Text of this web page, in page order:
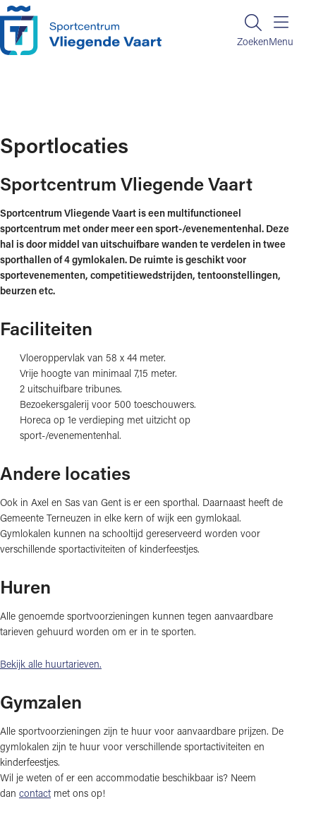
Ga naar de inhoud
ZoekenZoeken
Menu
Sportlocaties
Sportcentrum Vliegende Vaart
Sportcentrum Vliegende Vaart is een multifunctioneel
sportcentrum met onder meer een sport-/evenementenhal. Deze
hal is door middel van uitschuifbare wanden te verdelen in twee
sporthallen of 4 gymlokalen. De ruimte is geschikt voor
sportevenementen, competitiewedstrijden, tentoonstellingen,
beurzen etc.
Faciliteiten
Vloeroppervlak van 58 x 44 meter.
Vrije hoogte van minimaal 7,15 meter.
2 uitschuifbare tribunes.
Bezoekersgalerij voor 500 toeschouwers.
Horeca op 1e verdieping met uitzicht op
sport-/evenementenhal.
Andere locaties
Ook in Axel en Sas van Gent is er een sporthal. Daarnaast heeft de
Gemeente Terneuzen in elke kern of wijk een gymlokaal.
Gymlokalen kunnen na schooltijd gereserveerd worden voor
verschillende sportactiviteiten of kinderfeestjes.
Huren
Alle genoemde sportvoorzieningen kunnen tegen aanvaardbare
tarieven gehuurd worden om er in te sporten.
Bekijk alle huurtarieven.
Gymzalen
Alle sportvoorzieningen zijn te huur voor aanvaardbare prijzen. De
gymlokalen zijn te huur voor verschillende sportactiviteiten en
kinderfeestjes.
Wil je weten of er een accommodatie beschikbaar is? Neem
dan contact met ons op!